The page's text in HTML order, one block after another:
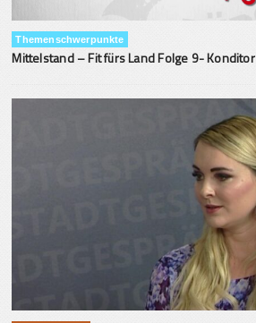
Themenschwerpunkte
Mittelstand – Fit fürs Land Folge 9- Konditor